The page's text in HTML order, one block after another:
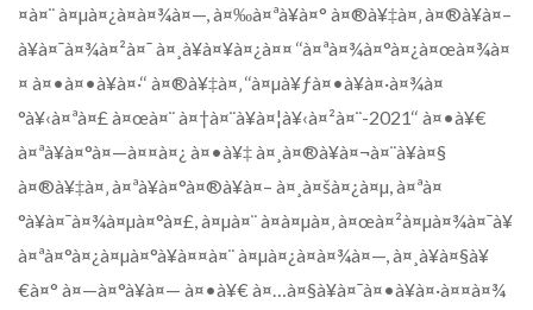
¤à¤¨ à¤µà¤¿à¤­à¤¾à¤—, à¤‰à¤ªà¥à¤° à¤®à¥‡à¤‚ à¤®à¥à¤–
à¥à¤¯à¤¾à¤²à¤¯ à¤¸à¥à¤¥à¤¿à¤¤ ‘‘à¤ªà¤¾à¤°à¤¿à¤œà¤¾à¤
¤ à¤•à¤•à¥à¤·‘‘ à¤®à¥‡à¤‚ ‘‘à¤µà¥ƒà¤•à¥à¤·à¤¾à¤
°à¥‹à¤ªà¤£ à¤œà¤¨ à¤†à¤¨à¥à¤¦à¥‹à¤²à¤¨-2021‘‘ à¤•à¥€
à¤ªà¥à¤°à¤—à¤¤à¤¿ à¤•à¥‡ à¤¸à¤®à¥à¤¬à¤¨à¥à¤§
à¤®à¥‡à¤‚ à¤ªà¥à¤°à¤®à¥à¤– à¤¸à¤šà¤¿à¤µ, à¤ªà¤
°à¥à¤¯à¤¾à¤µà¤°à¤£, à¤µà¤¨ à¤à¤µà¤‚ à¤œà¤²à¤µà¤¾à¤¯à¥
à¤ªà¤°à¤¿à¤µà¤°à¥à¤¤à¤¨ à¤µà¤¿à¤­à¤¾à¤—, à¤¸à¥à¤§à¥
€à¤° à¤—à¤°à¥à¤— à¤•à¥€ à¤…à¤§à¥à¤¯à¤•à¥à¤·à¤¤à¤¾